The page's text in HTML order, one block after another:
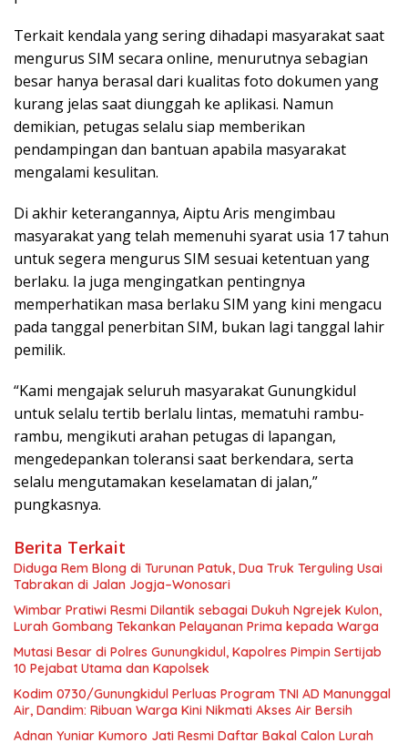
Terkait kendala yang sering dihadapi masyarakat saat
mengurus SIM secara online, menurutnya sebagian
besar hanya berasal dari kualitas foto dokumen yang
kurang jelas saat diunggah ke aplikasi. Namun
demikian, petugas selalu siap memberikan
pendampingan dan bantuan apabila masyarakat
mengalami kesulitan.
Di akhir keterangannya, Aiptu Aris mengimbau
masyarakat yang telah memenuhi syarat usia 17 tahun
untuk segera mengurus SIM sesuai ketentuan yang
berlaku. Ia juga mengingatkan pentingnya
memperhatikan masa berlaku SIM yang kini mengacu
pada tanggal penerbitan SIM, bukan lagi tanggal lahir
pemilik.
“Kami mengajak seluruh masyarakat Gunungkidul
untuk selalu tertib berlalu lintas, mematuhi rambu-
rambu, mengikuti arahan petugas di lapangan,
mengedepankan toleransi saat berkendara, serta
selalu mengutamakan keselamatan di jalan,”
pungkasnya.
Berita Terkait
Diduga Rem Blong di Turunan Patuk, Dua Truk Terguling Usai
Tabrakan di Jalan Jogja–Wonosari
Wimbar Pratiwi Resmi Dilantik sebagai Dukuh Ngrejek Kulon,
Lurah Gombang Tekankan Pelayanan Prima kepada Warga
Mutasi Besar di Polres Gunungkidul, Kapolres Pimpin Sertijab
10 Pejabat Utama dan Kapolsek
Kodim 0730/Gunungkidul Perluas Program TNI AD Manunggal
Air, Dandim: Ribuan Warga Kini Nikmati Akses Air Bersih
Adnan Yuniar Kumoro Jati Resmi Daftar Bakal Calon Lurah